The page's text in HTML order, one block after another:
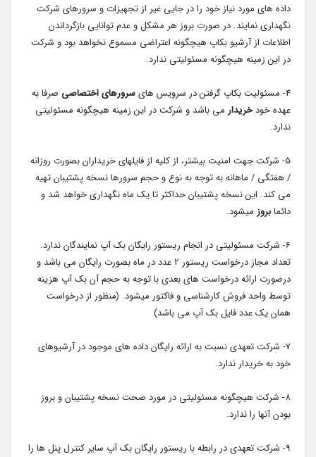
داده های مورد نیاز خود را در جایی غیر از تجهیزات و سرورهای شرکت
نگهداری نمایند. در صورت بروز هر مشکل و عدم توانایی بازگرداندن
اطلاعات از آرشیو بکاپ هیچگونه اعتراضی مسموع نخواهد بود و شرکت
در این زمینه هیچگونه مسئولیتی ندارد.
4- مسئولیت بکاپ گرفتن در سرویس های سرورهای اختصاصی صرفا به
عهده خودخریدار می باشد و شرکت در این زمینه هیچگونه مسئولیتی
ندارد.
5- شرکت جهت امنیت بیشتر، از کلیه از فایلهای خریداران بصورت روزانه
/ هفتگی / ماهانه به توجه به نوع و حجم سرورها نسخه پشتیبان تهیه
می کند. این نسخه پشتیبان حداکثر تا یک ماه نگهداری خواهد شد و
دائمابروز میشود.
6- شرکت مسئولیتی در انجام ریستور رایگان بک آپ نمایندگان ندارد.
تعداد مجاز درخواست ریستور 2 عدد در ماه بصورت رایگان می باشد و
درصورت ارائه درخواست های بعدی با توجه به حجم آن بک آپ هزینه
توسط واحد فروش کارشناسی و فاکتور میشود. (منظور از درخواست
همان یک عدد فایل بک آپ می باشد)
7- شرکت تعهدی نسبت به ارائه رایگان داده های موجود در آرشیوهای
خود به خریدار ندارد.
8- شرکت هیچگونه مسئولیتی در مورد صحت نسخه پشتیبان و بروز
بودن آنها را ندارد.
9- شرکت تعهدی در رابطه با ریستور رایگان بک آپ سایر کنترل پنل ها را